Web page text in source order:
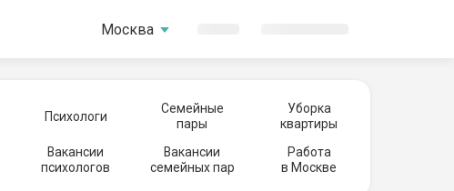
Москва
Психологи
Семейные
пары
Уборка
квартиры
Вакансии
психологов
Вакансии
семейных пар
Работа
в Москве